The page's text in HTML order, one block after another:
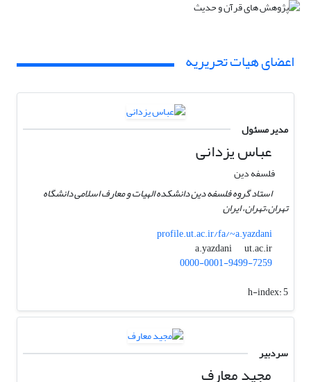
اعضای هیات تحریریه
مدیر مسئول
عباس یزدانی
فلسفه دین
استاد گروه فلسفه دین دانشکده الهیات و معارف اسلامی دانشگاه
تهران،تهران، ایران
profile.ut.ac.ir/fa/~a.yazdani
a.yazdani
ut.ac.ir
0000-0001-9499-7259
h-index:5
سردبیر
مجید معارف